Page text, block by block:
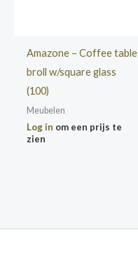
Amazone – Coffee table
broll w/square glass
(100)
Meubelen
Log in om een prijs te
zien